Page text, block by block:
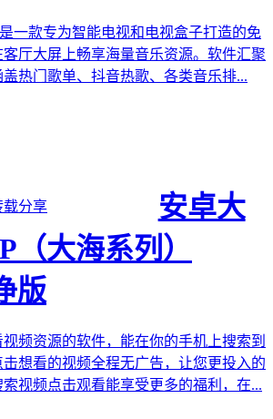
一款专为智能电视和电视盒子打造的免
厅大屏上畅享海量音乐资源。软件汇聚
热门歌单、抖音热歌、各类音乐排...
载分享
安卓大
（大海系列）
版
频资源的软件，能在你的手机上搜索到
想看的视频全程无广告，让您更投入的
视频点击观看能享受更多的福利，在...